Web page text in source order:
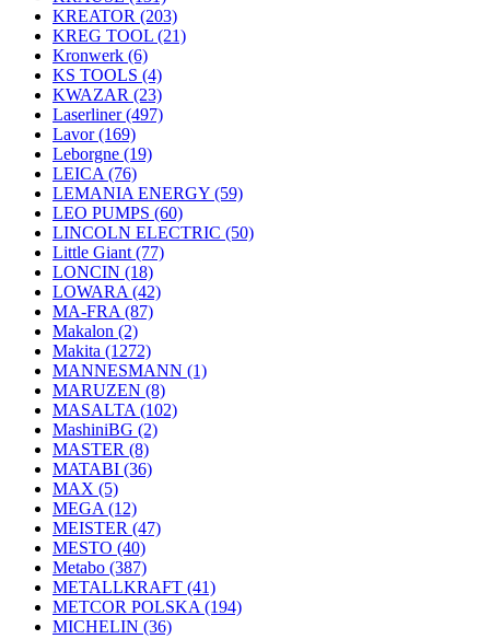
KREATOR (203)
KREG TOOL (21)
Kronwerk (6)
KS TOOLS (4)
KWAZAR (23)
Laserliner(497)
Lavor(169)
Leborgne (19)
LEICA (76)
LEMANIA ENERGY (59)
LEO PUMPS (60)
LINCOLN ELECTRIC (50)
Little Giant (77)
LONCIN (18)
LOWARA (42)
MA-FRA (87)
Makalon (2)
Makita (1272)
MANNESMANN (1)
MARUZEN (8)
MASALTA (102)
MashiniBG (2)
MASTER (8)
MATABI (36)
MAX (5)
MEGA (12)
MEISTER (47)
MESTO (40)
Metabo (387)
METALLKRAFT (41)
METCOR POLSKA (194)
MICHELIN (36)